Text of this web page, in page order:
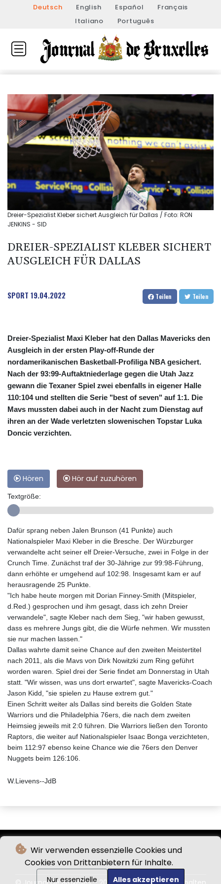
Wir verwenden essenzielle Cookies und
Cookies von Drittanbietern für Inhalte.
Nur essenzielle Alles akzeptieren
Deutsch English Español
Français
Italiano
Português
Dreier-Spezialist Kleber sichert Ausgleich für Dallas / Foto: RON
JENKINS - SID
DREIER-SPEZIALIST KLEBER SICHERT
AUSGLEICH FÜR DALLAS
SPORT 19.04.2022 Teilen Teilen
Dreier-Spezialist Maxi Kleber hat den Dallas Mavericks den
Ausgleich in der ersten Play-off-Runde der
nordamerikanischen Basketball-Profiliga NBA gesichert.
Nach der 93:99-Auftaktniederlage gegen die Utah Jazz
gewann die Texaner Spiel zwei ebenfalls in eigener Halle
110:104 und stellten die Serie "best of seven" auf 1:1. Die
Mavs mussten dabei auch in der Nacht zum Dienstag auf
ihren an der Wade verletzten slowenischen Topstar Luka
Doncic verzichten.
Hören Hör auf zuzuhören
Textgröße:
Dafür sprang neben Jalen Brunson (41 Punkte) auch
Nationalspieler Maxi Kleber in die Bresche. Der Würzburger
verwandelte acht seiner elf Dreier-Versuche, zwei in Folge in der
Crunch Time. Zunächst traf der 30-Jährige zur 99:98-Führung,
dann erhöhte er umgehend auf 102:98. Insgesamt kam er auf
herausragende 25 Punkte.
"Ich habe heute morgen mit Dorian Finney-Smith (Mitspieler,
d.Red.) gesprochen und ihm gesagt, dass ich zehn Dreier
verwandele", sagte Kleber nach dem Sieg, "wir haben gewusst,
dass es mehrere Jungs gibt, die die Würfe nehmen. Wir mussten
sie nur machen lassen."
Dallas wahrte damit seine Chance auf den zweiten Meistertitel
nach 2011, als die Mavs von Dirk Nowitzki zum Ring geführt
worden waren. Spiel drei der Serie findet am Donnerstag in Utah
statt. "Wir wissen, was uns dort erwartet", sagte Mavericks-Coach
Jason Kidd, "sie spielen zu Hause extrem gut."
Einen Schritt weiter als Dallas sind bereits die Golden State
Warriors und die Philadelphia 76ers, die nach dem zweiten
Heimsieg jeweils mit 2:0 führen. Die Warriors ließen den Toronto
Raptors, die weiter auf Nationalspieler Isaac Bonga verzichteten,
beim 112:97 ebenso keine Chance wie die 76ers den Denver
Nuggets beim 126:106.
W.Lievens--JdB